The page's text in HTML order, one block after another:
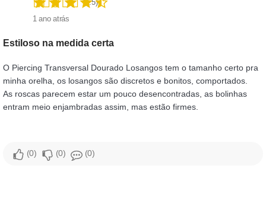
(4.5)
1 ano atrás
Estiloso na medida certa
O Piercing Transversal Dourado Losangos tem o tamanho certo pra
minha orelha, os losangos são discretos e bonitos, comportados.
As roscas parecem estar um pouco desencontradas, as bolinhas
entram meio enjambradas assim, mas estão firmes.
0 0 0